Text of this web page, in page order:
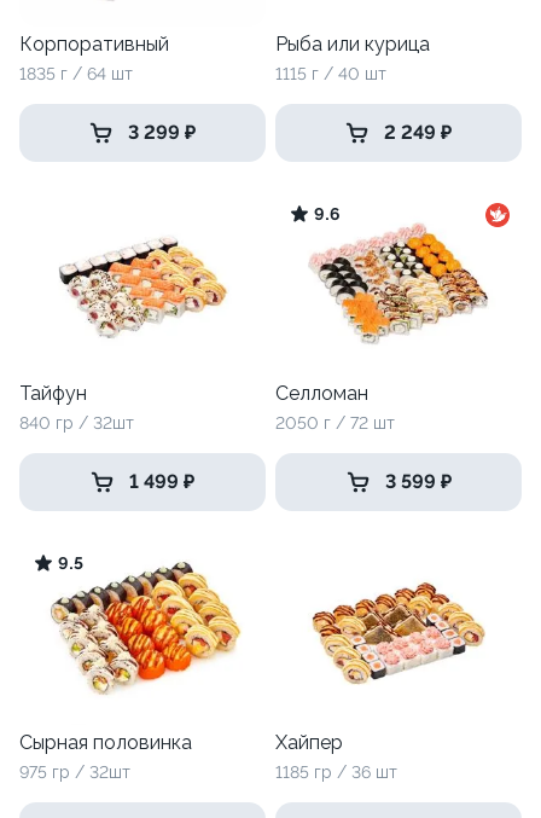
Корпоративный
1835 г / 64 шт
3 299 ₽
Рыба или курица
1115 г / 40 шт
2 249 ₽
Тайфун
840 гр / 32шт
1 499 ₽
9.6
Селломан
2050 г / 72 шт
3 599 ₽
9.5
Сырная половинка
975 гр / 32шт
Хайпер
1185 гр / 36 шт